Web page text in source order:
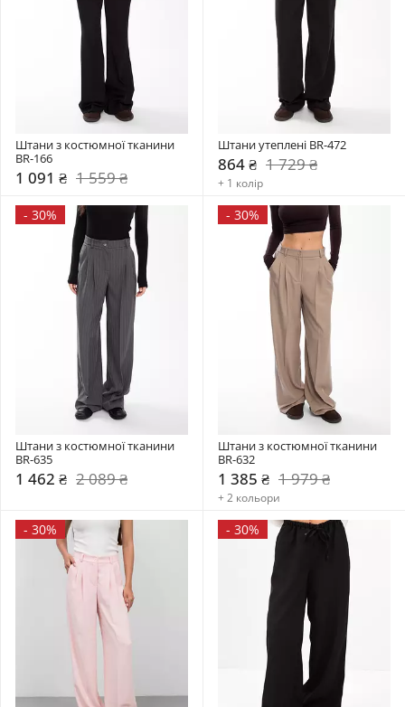
Штани з костюмної тканини
BR-166
1 091 ₴ 1 559 ₴
Штани утеплені BR-472
864 ₴ 1 729 ₴
+ 1 колір
- 30%
Штани з костюмної тканини
BR-635
1 462 ₴ 2 089 ₴
- 30%
Штани з костюмної тканини
BR-632
1 385 ₴ 1 979 ₴
+ 2 кольори
- 30% - 30%